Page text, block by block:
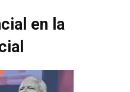
en la